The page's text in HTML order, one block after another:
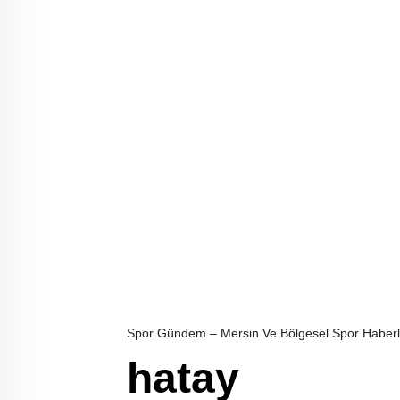
Spor Gündem – Mersin Ve Bölgesel Spor
hatay